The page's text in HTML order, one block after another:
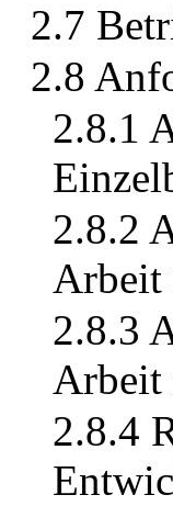
2.7
2.8
2.8.1
2.8.2
Arbeit
2.8.3
Arbeit
2.8.4